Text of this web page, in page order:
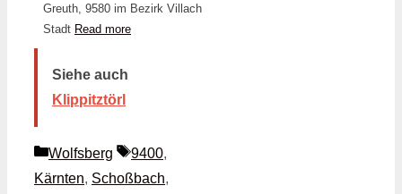
Greuth, 9580 im Bezirk Villach
Stadt Read more
Siehe auch
Klippitztörl
Kategorien
Wolfsberg Schlagwörter
9400,
Kärnten, Schoßbach,